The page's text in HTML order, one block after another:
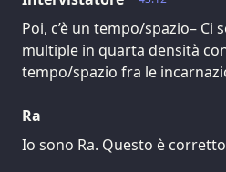
Poi, c’è un tempo/spazio– Ci
multiple in quarta densità
tempo/spazio fra le
Ra
Io sono Ra. Questo è